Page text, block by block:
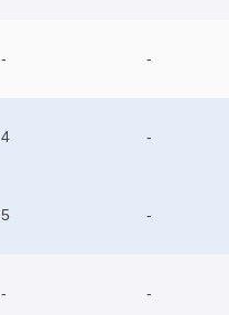
- -
4 -
5 -
- -